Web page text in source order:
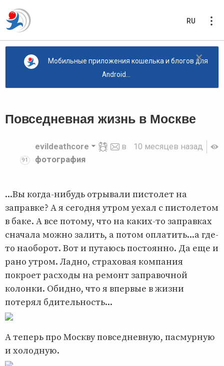
RU
×
Мобильные приложения кошелька и блогов для
Android...
Повседневная жизнь в Москве
10 месяцев назад
91
evildeathcore
в
фотография
...Вы когда-нибудь отрывали пистолет на
заправке? А я сегодня утром уехал с пистолетом
в баке. А все потому, что на каких-то заправках
сначала можно залить, а потом оплатить...а где-
то наоборот. Вот и путаюсь постоянно. Да еще и
рано утром. Ладно, страховая компания
покроет расходы на ремонт заправочной
колонки. Обидно, что я впервые в жизни
потерял бдительность...
А теперь про Москву повседневную, пасмурную
и холодную.